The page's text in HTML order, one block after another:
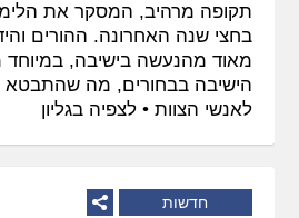
תקופה מרהיב, המסקר את
בחצי שנה האחרונה. ההורים
מאוד מהנעשה בישיבה,
הישיבה בבחורים, מה שהתבטא
לאנשי הצוות •לצפיה בגליון
חדשות